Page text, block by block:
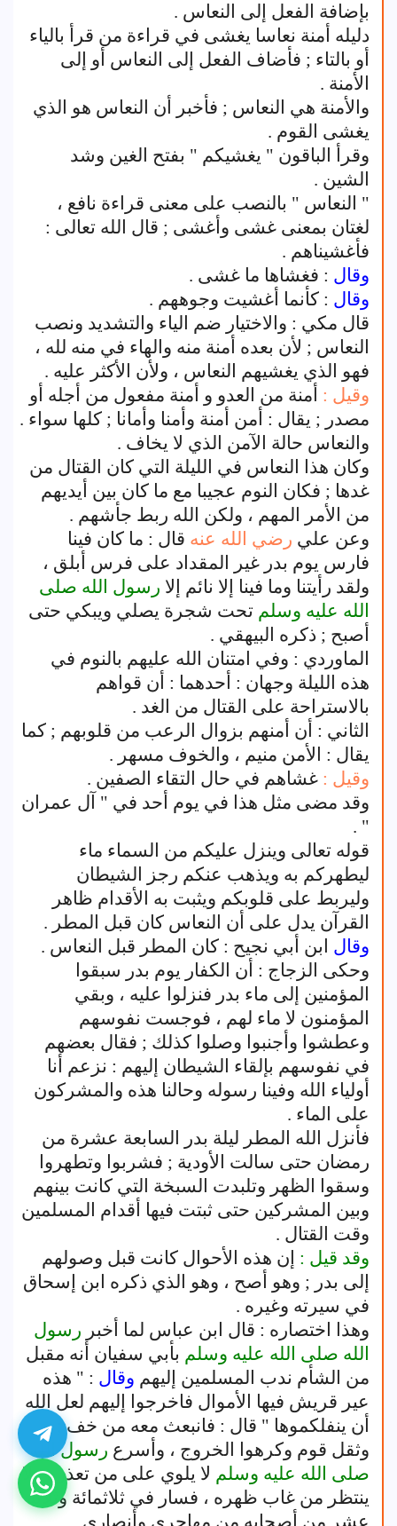
بإضافة الفعل إلى النعاس .
دليله أمنة نعاسا يغشى في قراءة من قرأ بالياء
أو بالتاء ; فأضاف الفعل إلى النعاس أو إلى
الأمنة .
والأمنة هي النعاس ; فأخبر أن النعاس هو الذي
يغشى القوم .
وقرأ الباقون " يغشيكم " بفتح الغين وشد
الشين .
" النعاس " بالنصب على معنى قراءة نافع ،
لغتان بمعنى غشى وأغشى ; قال الله تعالى :
فأغشيناهم .
وقال : فغشاها ما غشى .
وقال : كأنما أغشيت وجوههم .
قال مكي : والاختيار ضم الياء والتشديد ونصب
النعاس ; لأن بعده أمنة منه والهاء في منه لله ،
فهو الذي يغشيهم النعاس ، ولأن الأكثر عليه .
وقيل : أمنة من العدو و أمنة مفعول من أجله أو
مصدر ; يقال : أمن أمنة وأمنا وأمانا ; كلها سواء .
والنعاس حالة الآمن الذي لا يخاف .
وكان هذا النعاس في الليلة التي كان القتال من
غدها ; فكان النوم عجيبا مع ما كان بين أيديهم
من الأمر المهم ، ولكن الله ربط جأشهم .
وعن علي رضي الله عنه قال : ما كان فينا
فارس يوم بدر غير المقداد على فرس أبلق ،
ولقد رأيتنا وما فينا إلا نائم إلا رسول الله صلى
الله عليه وسلم تحت شجرة يصلي ويبكي حتى
أصبح ; ذكره البيهقي .
الماوردي : وفي امتنان الله عليهم بالنوم في
هذه الليلة وجهان : أحدهما : أن قواهم
بالاستراحة على القتال من الغد .
الثاني : أن أمنهم بزوال الرعب من قلوبهم ; كما
يقال : الأمن منيم ، والخوف مسهر .
وقيل : غشاهم في حال التقاء الصفين .
وقد مضى مثل هذا في يوم أحد في " آل عمران
" .
قوله تعالى وينزل عليكم من السماء ماء
ليطهركم به ويذهب عنكم رجز الشيطان
وليربط على قلوبكم ويثبت به الأقدام ظاهر
القرآن يدل على أن النعاس كان قبل المطر .
وقال ابن أبي نجيح : كان المطر قبل النعاس .
وحكى الزجاج : أن الكفار يوم بدر سبقوا
المؤمنين إلى ماء بدر فنزلوا عليه ، وبقي
المؤمنون لا ماء لهم ، فوجست نفوسهم
وعطشوا وأجنبوا وصلوا كذلك ; فقال بعضهم
في نفوسهم بإلقاء الشيطان إليهم : نزعم أنا
أولياء الله وفينا رسوله وحالنا هذه والمشركون
على الماء .
فأنزل الله المطر ليلة بدر السابعة عشرة من
رمضان حتى سالت الأودية ; فشربوا وتطهروا
وسقوا الظهر وتلبدت السبخة التي كانت بينهم
وبين المشركين حتى ثبتت فيها أقدام المسلمين
وقت القتال .
وقد قيل : إن هذه الأحوال كانت قبل وصولهم
إلى بدر ; وهو أصح ، وهو الذي ذكره ابن إسحاق
في سيرته وغيره .
وهذا اختصاره : قال ابن عباس لما أخبر رسول
الله صلى الله عليه وسلم بأبي سفيان أنه مقبل
من الشأم ندب المسلمين إليهم وقال : " هذه
عير قريش فيها الأموال فاخرجوا إليهم لعل الله
أن ينفلكموها " قال : فانبعث معه من خف ;
وثقل قوم وكرهوا الخروج ، وأسرع رسول الله
صلى الله عليه وسلم لا يلوي على من تعذر ، ولا
ينتظر من غاب ظهره ، فسار في ثلاثمائة وثلاثة